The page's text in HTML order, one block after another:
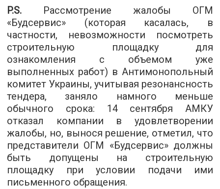
P.S. Рассмотрение жалобы ОГМ
«Будсервис» (которая касалась, в
частности, невозможности посмотреть
строительную площадку для
ознакомления с объемом уже
выполненных работ) в Антимонопольный
комитет Украины, учитывая резонансность
тендера, заняло намного меньше
обычного срока: 14 сентября АМКУ
отказал компании в удовлетворении
жалобы, но, вынося решение, отметил, что
представители ОГМ «Будсервис» должны
быть допущены на строительную
площадку при условии подачи ими
письменного обращения.